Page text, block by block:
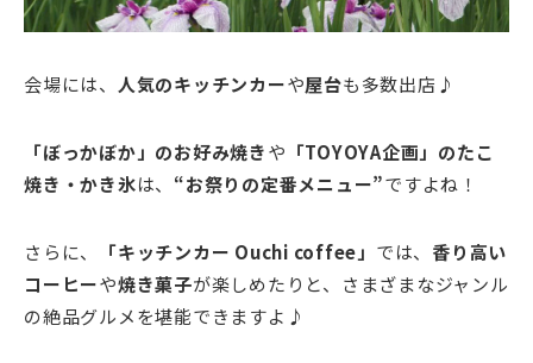
会場には、 人気のキッチンカーや屋台も多数出店♪
「ぼっかぼか」のお好み焼きや 「TOYOYA企画」のたこ
焼き・かき氷は、 “お祭りの定番メニュー”ですよね！
さらに、 「キッチンカー Ouchi coffee」 では、 香り高い
コーヒーや焼き菓子が楽しめたりと、さまざまなジャンル
の絶品グルメを堪能できますよ♪